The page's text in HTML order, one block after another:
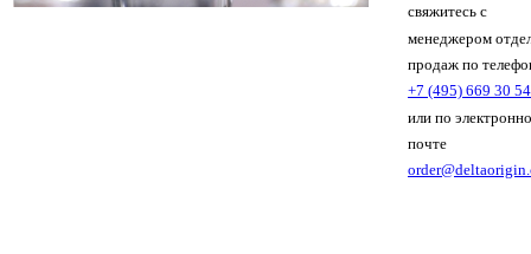
свяжитесь с
менеджером
продаж по
+7 (495) 669 30 54
или по
почте